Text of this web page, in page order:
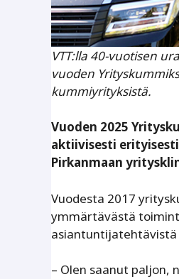
VTT:lla 40-vuotisen
vuoden
kummiyrityksistä.
Vuoden 2025
aktiivisesti
Pirkanmaan
Vuodesta 2017
ymmärtävästä
– Olen saanut paljon,